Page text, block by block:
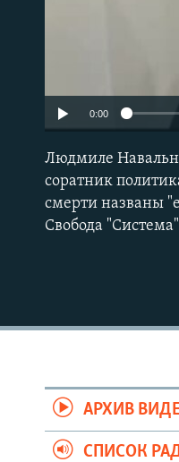
0:00
Людмиле
соратник
смерти названы
Свобода
АРХИВ
СПИСОК